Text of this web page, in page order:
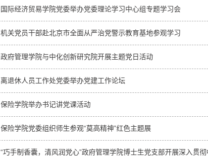
国际经济贸易学院党委举办党委理论学习中心组专题学习会
机关党员干部赴北京市全面从严治党警示教育基地参观学习
政府管理学院与中化创新研究院开展主题党日活动
离退休人员工作处党委举办党建工作论坛
保险学院举办书记讲党课活动
保险学院党委组织师生参观“莫高精神”红色主题展
“巧手制香囊，清风润党心”政府管理学院博士生党支部开展深入贯彻